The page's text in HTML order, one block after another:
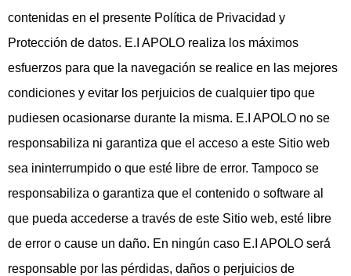
contenidas en el presente Política de Privacidad y
Protección de datos. E.I APOLO realiza los máximos
esfuerzos para que la navegación se realice en las mejores
condiciones y evitar los perjuicios de cualquier tipo que
pudiesen ocasionarse durante la misma. E.I APOLO no se
responsabiliza ni garantiza que el acceso a este Sitio web
sea ininterrumpido o que esté libre de error. Tampoco se
responsabiliza o garantiza que el contenido o software al
que pueda accederse a través de este Sitio web, esté libre
de error o cause un daño. En ningún caso E.I APOLO será́
responsable por las pérdidas, daños o perjuicios de